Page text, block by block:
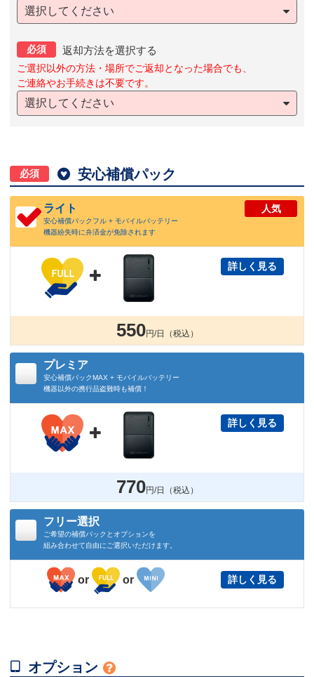
選択してください
必須 返却方法を選択する
ご選択以外の方法・場所でご返却となった場合でも、
ご連絡やお手続きは不要です。
選択してください
必須  安心補償パック
ライト
安心補償パックフル + モバイルバッテリー
機器紛失時に弁済金が免除されます
人気

詳しく見る
550円/日（税込）
プレミア
安心補償パックMAX + モバイルバッテリー
機器以外の携行品盗難時も補償！

詳しく見る
770円/日（税込）
フリー選択
ご希望の補償パックとオプションを
組み合わせて自由にご選択いただけます。
or or 詳しく見る
 オプション 